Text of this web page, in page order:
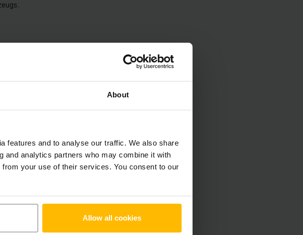
About
features and to analyse our traffic. We also share
and analytics partners who may combine it with
your use of their services. You consent to our
Allow all cookies